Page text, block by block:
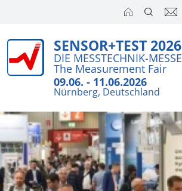
SENSOR+TEST 2026
DIE MESSTECHNIK-MESSE
The Measurement Fair
09.06. - 11.06.2026
Nürnberg, Deutschland